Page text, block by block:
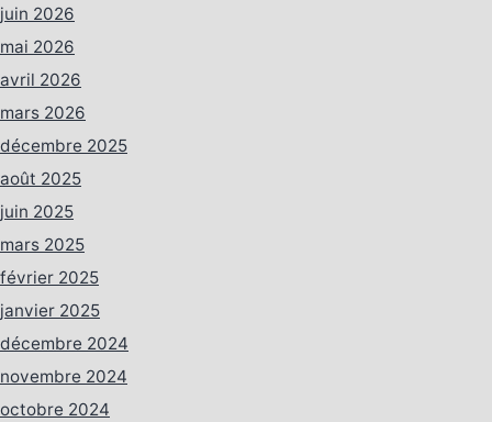
juin 2026
mai 2026
avril 2026
mars 2026
décembre 2025
août 2025
juin 2025
mars 2025
février 2025
janvier 2025
décembre 2024
novembre 2024
octobre 2024